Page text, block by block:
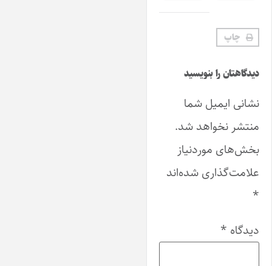
چاپ
دیدگاهتان را بنویسید
نشانی ایمیل شما
منتشر نخواهد شد.
بخش‌های موردنیاز
علامت‌گذاری شده‌اند
دیدگاه*